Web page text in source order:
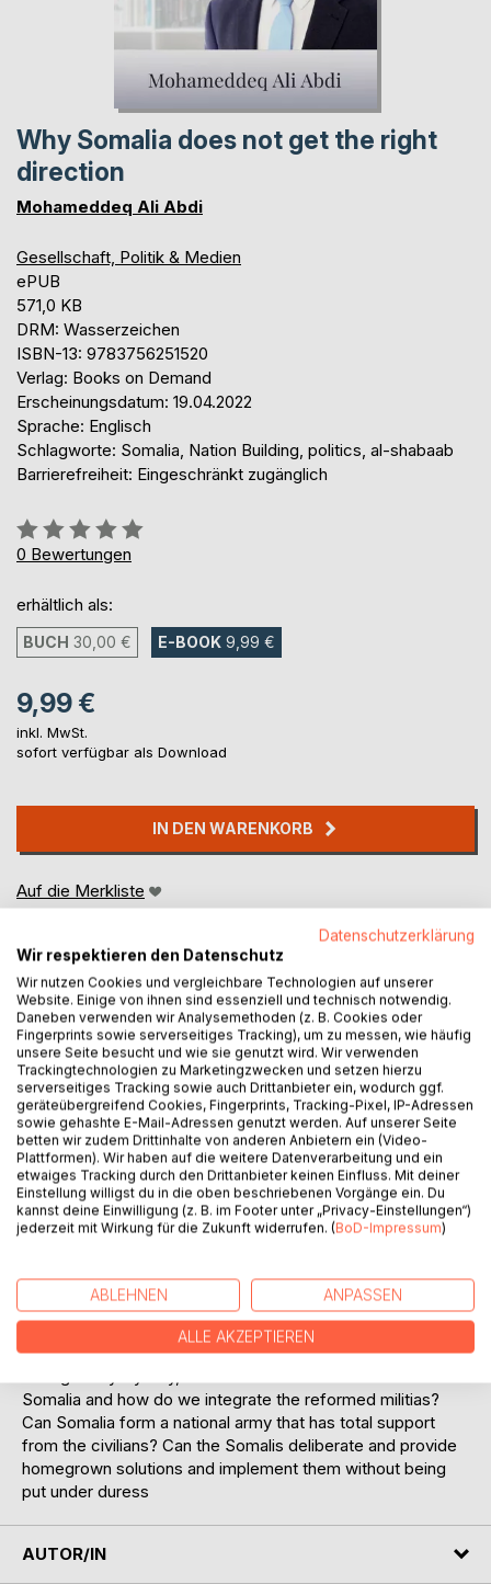
Why Somalia does not get the right
direction
Mohameddeq Ali Abdi
Gesellschaft, Politik & Medien
ePUB
571,0 KB
DRM: Wasserzeichen
ISBN-13: 9783756251520
Verlag: Books on Demand
Erscheinungsdatum: 19.04.2022
Sprache: Englisch
Schlagworte: Somalia, Nation Building, politics, al-shabaab
Barrierefreiheit: Eingeschränkt zugänglich
Bewertung::
0%
0 Bewertungen
erhältlich als:
BUCH 30,00 € E-BOOK 9,99 €
9,99 €
inkl. MwSt.
sofort verfügbar als Download
IN DEN WARENKORB
Auf die Merkliste
BESCHREIBUNG
Somalia's problem is complex, but the question is, can the
Somalia problem be solved? And can Somalia get the right
direction?
This book explores profound problems that Somalia has
politicians not stand up for their country and lead their
country towards the right direction; Can the Somalis
harness the ideology of clannism and use it to build
Somalia's nation-state; why is Al-Shabaab always getting
Somalia and how do we integrate the reformed militias?
Can Somalia form a national army that has total support
from the civilians? Can the Somalis deliberate and provide
homegrown solutions and implement them without being
put under duress
AUTOR/IN
Datenschutzerklärung
Wir respektieren den Datenschutz
Wir nutzen Cookies und vergleichbare Technologien auf unserer
Website. Einige von ihnen sind essenziell und technisch notwendig.
Daneben verwenden wir Analysemethoden (z. B. Cookies oder
Fingerprints sowie serverseitiges Tracking), um zu messen, wie häufig
unsere Seite besucht und wie sie genutzt wird. Wir verwenden
Trackingtechnologien zu Marketingzwecken und setzen hierzu
serverseitiges Tracking sowie auch Drittanbieter ein, wodurch ggf.
geräteübergreifend Cookies, Fingerprints, Tracking-Pixel, IP-Adressen
sowie gehashte E-Mail-Adressen genutzt werden. Auf unserer Seite
betten wir zudem Drittinhalte von anderen Anbietern ein (Video-
Plattformen). Wir haben auf die weitere Datenverarbeitung und ein
etwaiges Tracking durch den Drittanbieter keinen Einfluss. Mit deiner
Einstellung willigst du in die oben beschriebenen Vorgänge ein. Du
kannst deine Einwilligung (z. B. im Footer unter „Privacy-Einstellungen“)
jederzeit mit Wirkung für die Zukunft widerrufen. (BoD-Impressum)
ABLEHNEN ANPASSEN
ALLE AKZEPTIEREN